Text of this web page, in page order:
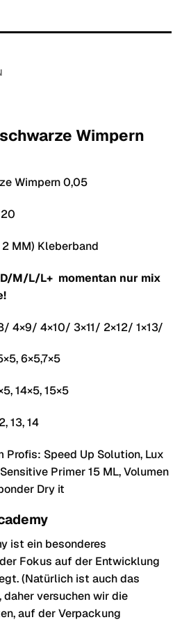
Wimpern
Wimpern 0,05
MM) Kleberband
M/L/L+ momentan nur mix
4×9/ 4×10/ 3×11/ 2×12/ 1×13/
6×5,7×5
14×5, 15×5
13, 14
Profis: Speed Up Solution, Lux
Primer 15 ML, Volumen
Dry it
ist ein besonderes
Fokus auf der Entwicklung
(Natürlich ist auch das
versuchen wir die
auf der Verpackung